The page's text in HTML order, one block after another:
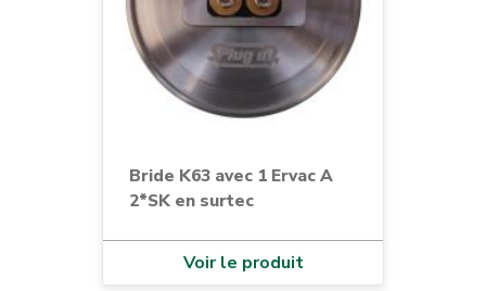
Bride K63 avec 1 Ervac A
2*SK en surtec
Voir le produit